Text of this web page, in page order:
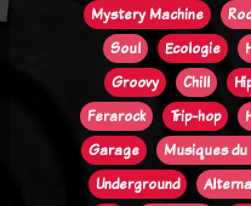
Mystery Machine
Soul
Ecologie
Groovy
Chill
Ferarock
Trip-hop
Garage
Musiques du
Underground